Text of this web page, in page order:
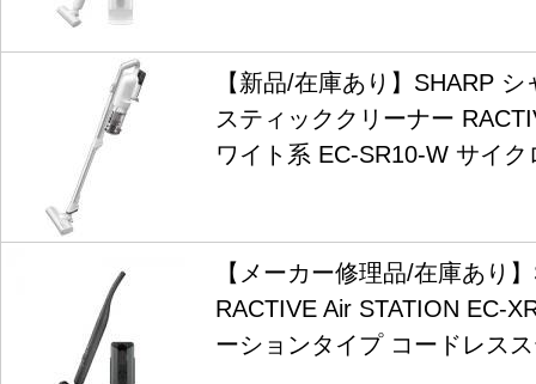
【新品/在庫あり】SHARP
スティッククリーナー
ワイト系 EC-SR10-W サイ
【メーカー修理品/在庫あり
RACTIVE Air STATION EC-
ーションタイプ コードレス